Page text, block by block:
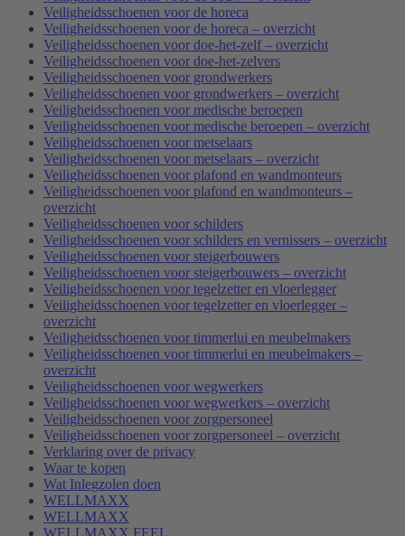
Veiligheidsschoenen voor de horeca
Veiligheidsschoenen voor de horeca – overzicht
Veiligheidsschoenen voor doe-het-zelf – overzicht
Veiligheidsschoenen voor doe-het-zelvers
Veiligheidsschoenen voor grondwerkers
Veiligheidsschoenen voor grondwerkers – overzicht
Veiligheidsschoenen voor medische beroepen
Veiligheidsschoenen voor medische beroepen – overzicht
Veiligheidsschoenen voor metselaars
Veiligheidsschoenen voor metselaars – overzicht
Veiligheidsschoenen voor plafond en wandmonteurs
Veiligheidsschoenen voor plafond en wandmonteurs –
overzicht
Veiligheidsschoenen voor schilders
Veiligheidsschoenen voor schilders en vernissers – overzicht
Veiligheidsschoenen voor steigerbouwers
Veiligheidsschoenen voor steigerbouwers – overzicht
Veiligheidsschoenen voor tegelzetter en vloerlegger
Veiligheidsschoenen voor tegelzetter en vloerlegger –
overzicht
Veiligheidsschoenen voor timmerlui en meubelmakers
Veiligheidsschoenen voor timmerlui en meubelmakers –
overzicht
Veiligheidsschoenen voor wegwerkers
Veiligheidsschoenen voor wegwerkers – overzicht
Veiligheidsschoenen voor zorgpersoneel
Veiligheidsschoenen voor zorgpersoneel – overzicht
Verklaring over de privacy
Waar te kopen
Wat Inlegzolen doen
WELLMAXX
WELLMAXX
WELLMAXX FEEL